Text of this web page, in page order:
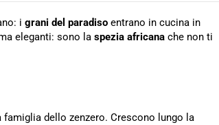
i grani del paradiso entrano in cucina in
eleganti: sono la spezia africana che non ti
dello zenzero. Crescono lungo la